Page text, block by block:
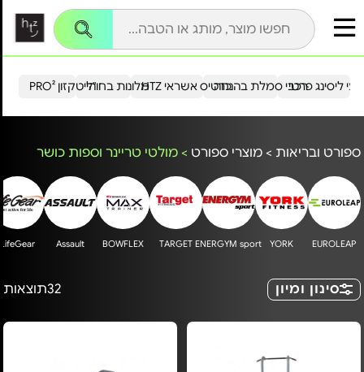
הייטקזון PRO²מלונות בחו"ל כרטיס אשראי HTZ ליסינג פרטירכבי סמלת בהנחה
ספורט ובריאות > מוצרי ספורט > מולטי טריינר וספות כושר
EUROLEAP
YORK
ENERGYM sport
TARGET
BOWFLEX
Assault
LifeGear
סינון ומיון 32תוצאות